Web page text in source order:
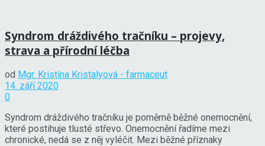
Syndrom dráždivého tračníku – projevy,
strava a přírodní léčba
od Mgr. Kristína Kristalyová - farmaceut
14. září 2020
0
Syndrom dráždivého tračníku je poměrně běžné onemocnění,
které postihuje tlusté střevo. Onemocnění řadíme mezi
chronické, nedá se z něj vyléčit. Mezi běžné příznaky